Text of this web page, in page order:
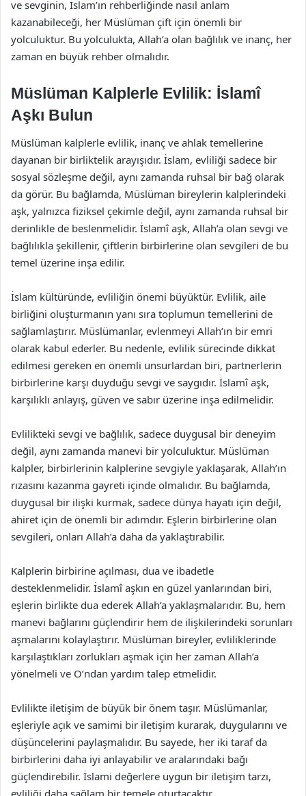
ve sevginin, İslam’ın rehberliğinde nasıl anlam
kazanabileceği, her Müslüman çift için önemli bir
yolculuktur. Bu yolculukta, Allah’a olan bağlılık ve inanç, her
zaman en büyük rehber olmalıdır.
Müslüman Kalplerle Evlilik: İslamî
Aşkı Bulun
Müslüman kalplerle evlilik, inanç ve ahlak temellerine
dayanan bir birliktelik arayışıdır. İslam, evliliği sadece bir
sosyal sözleşme değil, aynı zamanda ruhsal bir bağ olarak
da görür. Bu bağlamda, Müslüman bireylerin kalplerindeki
aşk, yalnızca fiziksel çekimle değil, aynı zamanda ruhsal bir
derinlikle de beslenmelidir. İslamî aşk, Allah’a olan sevgi ve
bağlılıkla şekillenir, çiftlerin birbirlerine olan sevgileri de bu
temel üzerine inşa edilir.
İslam kültüründe, evliliğin önemi büyüktür. Evlilik, aile
birliğini oluşturmanın yanı sıra toplumun temellerini de
sağlamlaştırır. Müslümanlar, evlenmeyi Allah’ın bir emri
olarak kabul ederler. Bu nedenle, evlilik sürecinde dikkat
edilmesi gereken en önemli unsurlardan biri, partnerlerin
birbirlerine karşı duyduğu sevgi ve saygıdır. İslamî aşk,
karşılıklı anlayış, güven ve sabır üzerine inşa edilmelidir.
Evlilikteki sevgi ve bağlılık, sadece duygusal bir deneyim
değil, aynı zamanda manevi bir yolculuktur. Müslüman
kalpler, birbirlerinin kalplerine sevgiyle yaklaşarak, Allah’ın
rızasını kazanma gayreti içinde olmalıdır. Bu bağlamda,
duygusal bir ilişki kurmak, sadece dünya hayatı için değil,
ahiret için de önemli bir adımdır. Eşlerin birbirlerine olan
sevgileri, onları Allah’a daha da yaklaştırabilir.
Kalplerin birbirine açılması, dua ve ibadetle
desteklenmelidir. İslamî aşkın en güzel yanlarından biri,
eşlerin birlikte dua ederek Allah’a yaklaşmalarıdır. Bu, hem
manevi bağlarını güçlendirir hem de ilişkilerindeki sorunları
aşmalarını kolaylaştırır. Müslüman bireyler, evliliklerinde
karşılaştıkları zorlukları aşmak için her zaman Allah’a
yönelmeli ve O’ndan yardım talep etmelidir.
Evlilikte iletişim de büyük bir önem taşır. Müslümanlar,
eşleriyle açık ve samimi bir iletişim kurarak, duygularını ve
düşüncelerini paylaşmalıdır. Bu sayede, her iki taraf da
birbirlerini daha iyi anlayabilir ve aralarındaki bağı
güçlendirebilir. İslami değerlere uygun bir iletişim tarzı,
evliliği daha sağlam bir temele oturtacaktır.